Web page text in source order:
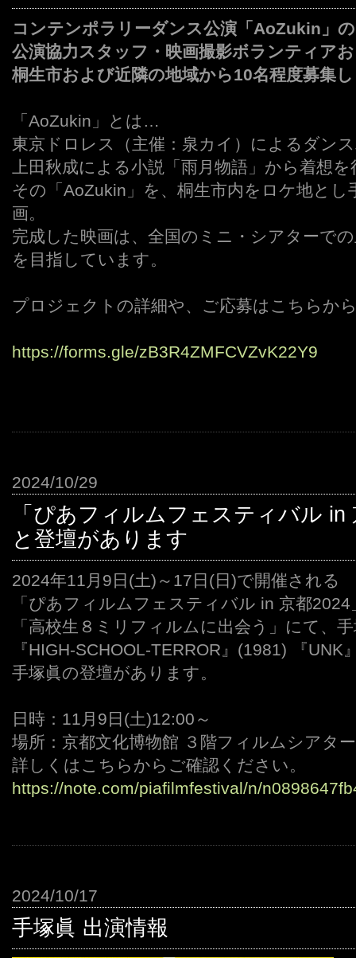
コンテンポラリーダンス公演「AoZukin」
公演協力スタッフ・映画撮影ボランティア
桐生市および近隣の地域から10名程度募集
「AoZukin」とは…
東京ドロレス（主催：泉カイ）によるダン
上田秋成による小説「雨月物語」から着想
その「AoZukin」を、桐生市内をロケ地とし
画。
完成した映画は、全国のミニ・シアターで
を目指しています。
プロジェクトの詳細や、ご応募はこちらか
https://forms.gle/zB3R4ZMFCVZvK22Y9
2024/10/29
「ぴあフィルムフェスティバル
と登壇があります
2024年11月9日(土)～17日(日)で開催される
「ぴあフィルムフェスティバル in 京都
「高校生８ミリフィルムに出会う」にて、
『HIGH-SCHOOL-TERROR』(1981) 『UNK
手塚眞の登壇があります。
日時：11月9日(土)12:00～
場所：京都文化博物館 ３階フィルムシアター
詳しくはこちらからご確認ください。
https://note.com/piafilmfestival/n/
2024/10/17
手塚眞 出演情報